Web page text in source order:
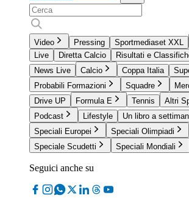
Video Pressing Sportmediaset XXL
Live
Diretta Calcio
Risultati e
News Live
Calcio Coppa Italia
Probabili Formazioni
Squadre
Drive UP
Formula E Tennis Altri
Podcast
Lifestyle
Un libro a
Speciali Europei
Speciali Olimpiadi
Speciale Scudetti
Speciali Mondiali
Seguici anche su